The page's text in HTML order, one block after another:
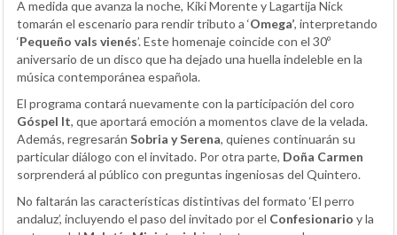
A medida que avanza la noche, Kiki Morente y Lagartija Nick
tomarán el escenario para rendir tributo a ‘Omega’, interpretando
‘Pequeño vals vienés’. Este homenaje coincide con el 30º
aniversario de un disco que ha dejado una huella indeleble en la
música contemporánea española.
El programa contará nuevamente con la participación del coro
Góspel It, que aportará emoción a momentos clave de la velada.
Además, regresarán Sobria y Serena, quienes continuarán su
particular diálogo con el invitado. Por otra parte, Doña Carmen
sorprenderá al público con preguntas ingeniosas del Quintero.
No faltarán las características distintivas del formato ‘El perro
andaluz’, incluyendo el paso del invitado por el Confesionario y la